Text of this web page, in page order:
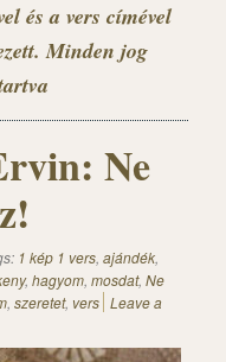
és a vers címével
Minden jog
Ne
1 kép 1 vers, ajándék,
, hagyom, mosdat, Ne
, szeretet, vers Leave a